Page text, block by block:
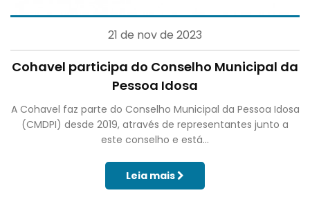
21 de nov de 2023
Cohavel participa do Conselho Municipal da
Pessoa Idosa
A Cohavel faz parte do Conselho Municipal da Pessoa Idosa
(CMDPI) desde 2019, através de representantes junto a
este conselho e está...
Leia mais